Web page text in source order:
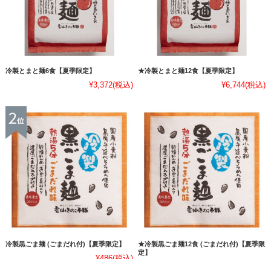
冷製とまと麺6食【夏季限定】
¥3,372(税込)
★冷製とまと麺12食【夏季限定】
¥6,744(税込)
冷製黒ごま麺 (ごまだれ付)【夏季限定】
★冷製黒ごま麺12食 (ごまだれ付)【夏季限
定】